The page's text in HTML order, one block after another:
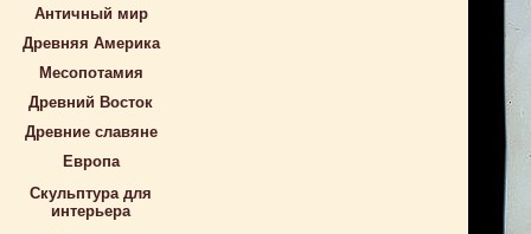
Античный мир
Древняя Америка
Месопотамия
Древний Восток
Древние славяне
Европа
Скульптура для
интерьера